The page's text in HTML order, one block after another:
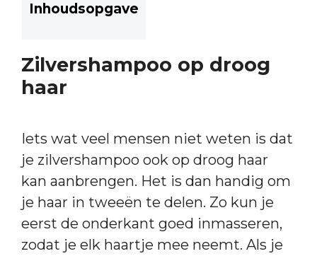
Inhoudsopgave
Zilvershampoo op droog
haar
Iets wat veel mensen niet weten is dat
je zilvershampoo ook op droog haar
kan aanbrengen. Het is dan handig om
je haar in tweeën te delen. Zo kun je
eerst de onderkant goed inmasseren,
zodat je elk haartje mee neemt. Als je